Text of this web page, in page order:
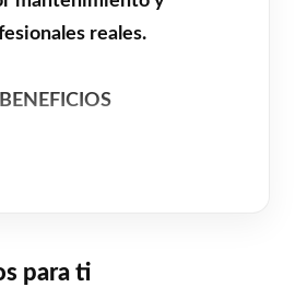
reales.
y alto rendimiento
para ti